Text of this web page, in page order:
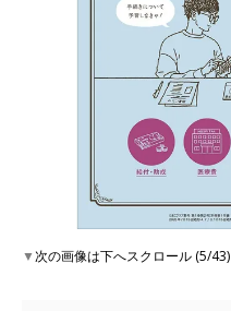
▼次の画像は下へスクロール (5/43)